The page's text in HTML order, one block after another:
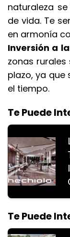
naturaleza
de vida. Te
en armonía
Inversión a
zonas rurales
plazo, ya que
el tiempo.
Te Puede
Te Puede